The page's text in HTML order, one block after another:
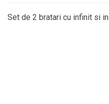
Set de 2 bratari cu infinit si